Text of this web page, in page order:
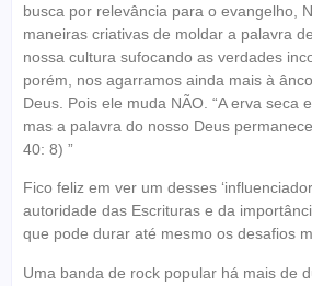
busca por relevância para o evangelho,
maneiras criativas de moldar a palavra
nossa cultura sufocando as verdades
porém, nos agarramos ainda mais à
Deus. Pois ele muda NÃO. “A erva seca
mas a palavra do nosso Deus
40: 8) ”
Fico feliz em ver um desses
autoridade das Escrituras e da
que pode durar até mesmo os desafios
Uma banda de rock popular há mais de